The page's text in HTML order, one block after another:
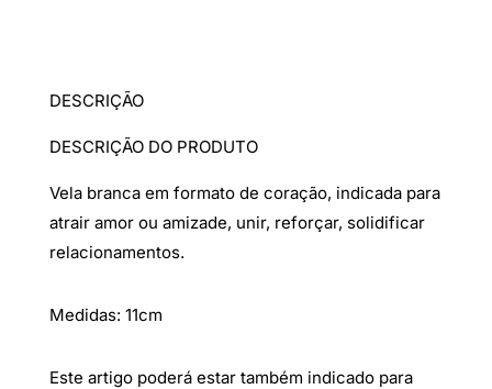
DESCRIÇÃO
DESCRIÇÃO DO PRODUTO
Vela branca em formato de coração, indicada para
atrair amor ou amizade, unir, reforçar, solidificar
relacionamentos.
Medidas: 11cm
Este artigo poderá estar também indicado para